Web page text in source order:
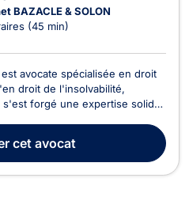
BAZACLE & SOLON
(45 min)
avocate spécialisée en droit
droit de l'insolvabilité,
forgé une expertise solide,
en droit de l'Université
cet avocat